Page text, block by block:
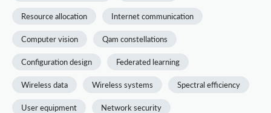
Resource allocation Internet communication
Computer vision Qam constellations
Configuration design Federated learning
Wireless data Wireless systems Spectral efficiency
User equipment Network security